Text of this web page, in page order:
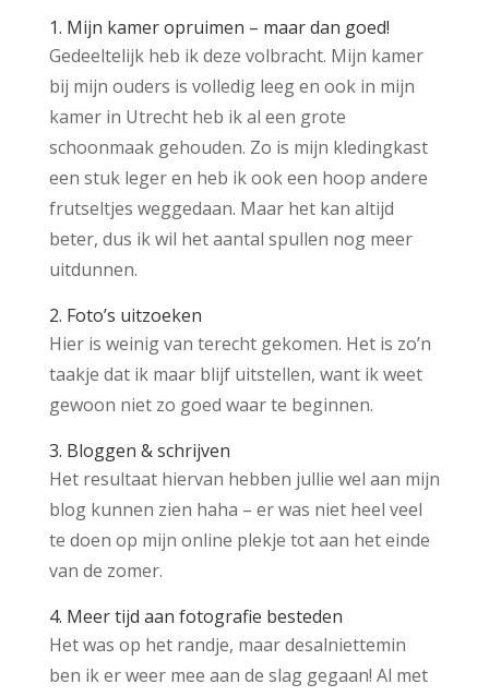
1. Mijn kamer opruimen – maar dan goed!
Gedeeltelijk heb ik deze volbracht. Mijn kamer
bij mijn ouders is volledig leeg en ook in mijn
kamer in Utrecht heb ik al een grote
schoonmaak gehouden. Zo is mijn kledingkast
een stuk leger en heb ik ook een hoop andere
frutseltjes weggedaan. Maar het kan altijd
beter, dus ik wil het aantal spullen nog meer
uitdunnen.
2. Foto’s uitzoeken
Hier is weinig van terecht gekomen. Het is zo’n
taakje dat ik maar blijf uitstellen, want ik weet
gewoon niet zo goed waar te beginnen.
3. Bloggen & schrijven
Het resultaat hiervan hebben jullie wel aan mijn
blog kunnen zien haha – er was niet heel veel
te doen op mijn online plekje tot aan het einde
van de zomer.
4. Meer tijd aan fotografie besteden
Het was op het randje, maar desalniettemin
ben ik er weer mee aan de slag gegaan! Al met